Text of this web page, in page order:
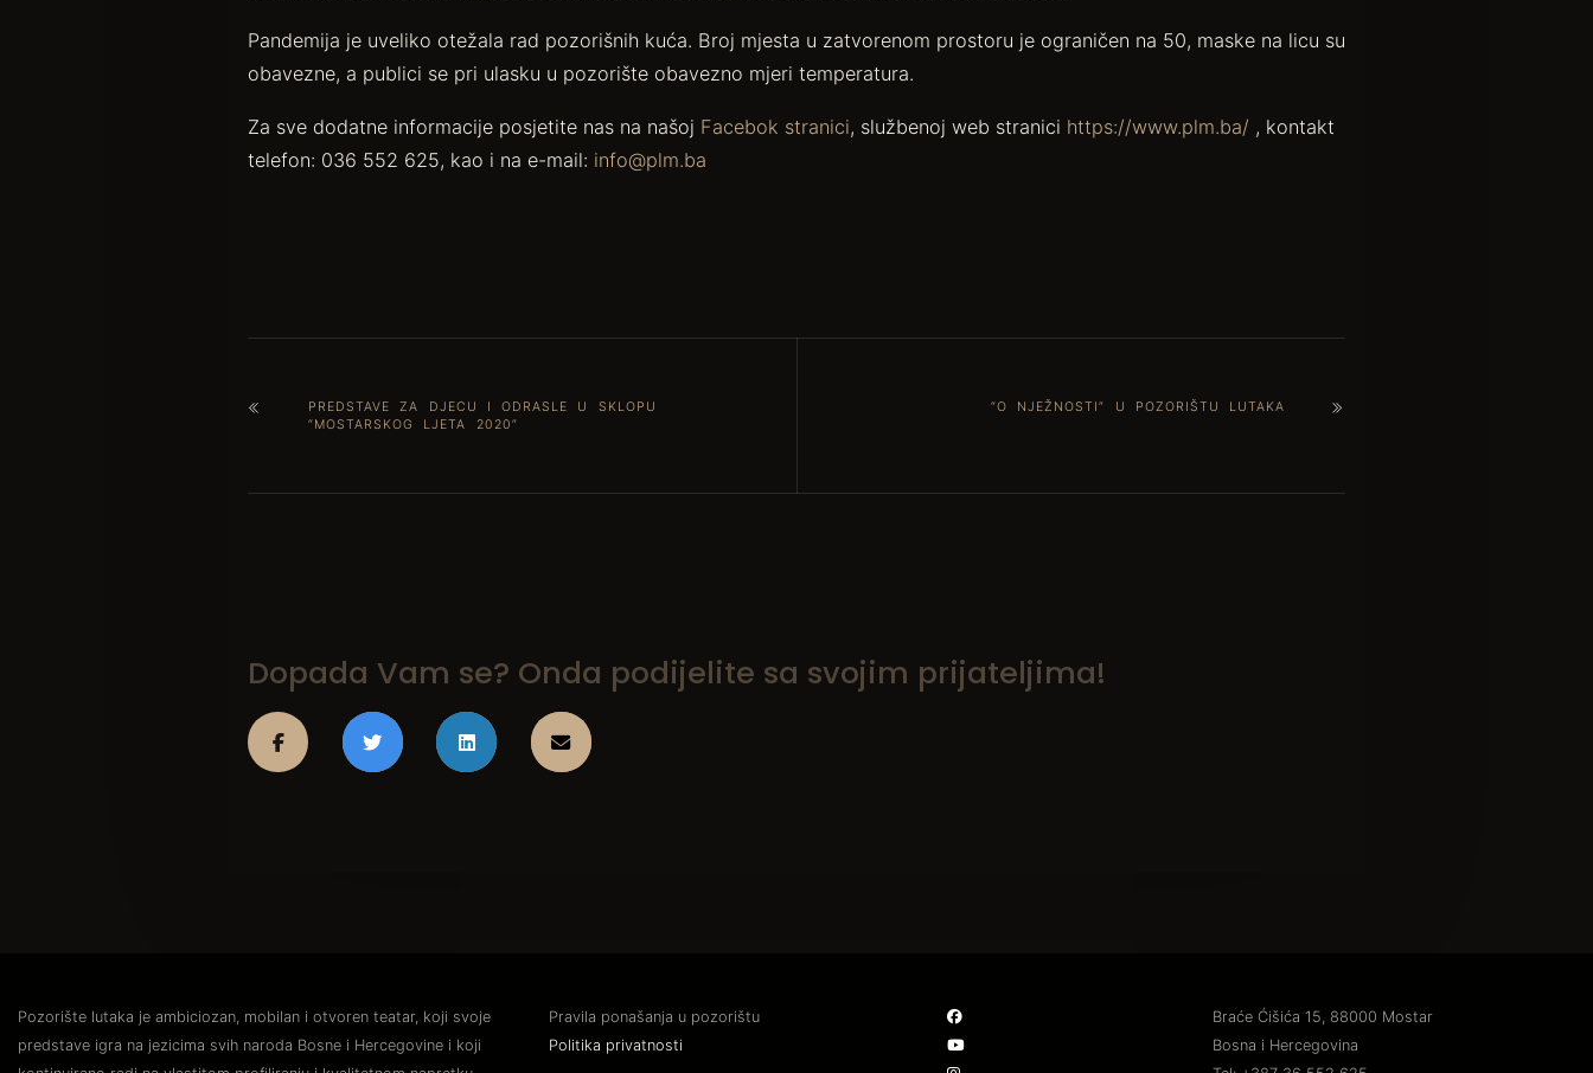
Pandemija je uveliko otežala rad pozorišnih kuća. Broj mjesta u zatvorenom prostoru je ograničen na 50, maske na licu su
obavezne, a publici se pri ulasku u pozorište obavezno mjeri temperatura.
Za sve dodatne informacije posjetite nas na našoj Facebok stranici, službenoj web stranici https://www.plm.ba/ , kontakt
telefon: 036 552 625, kao i na e-mail: info@plm.ba
PREDSTAVE ZA DJECU I ODRASLE U SKLOPU
“MOSTARSKOG LJETA 2020”
“O NJEŽNOSTI” U POZORIŠTU LUTAKA
Dopada Vam se? Onda podijelite sa svojim prijateljima!
Pozorište lutaka je ambiciozan, mobilan i otvoren teatar, koji svoje
predstave igra na jezicima svih naroda Bosne i Hercegovine i koji
Pravila ponašanja u pozorištu
Politika privatnosti
Braće Ćišića 15, 88000 Mostar
Bosna i Hercegovina